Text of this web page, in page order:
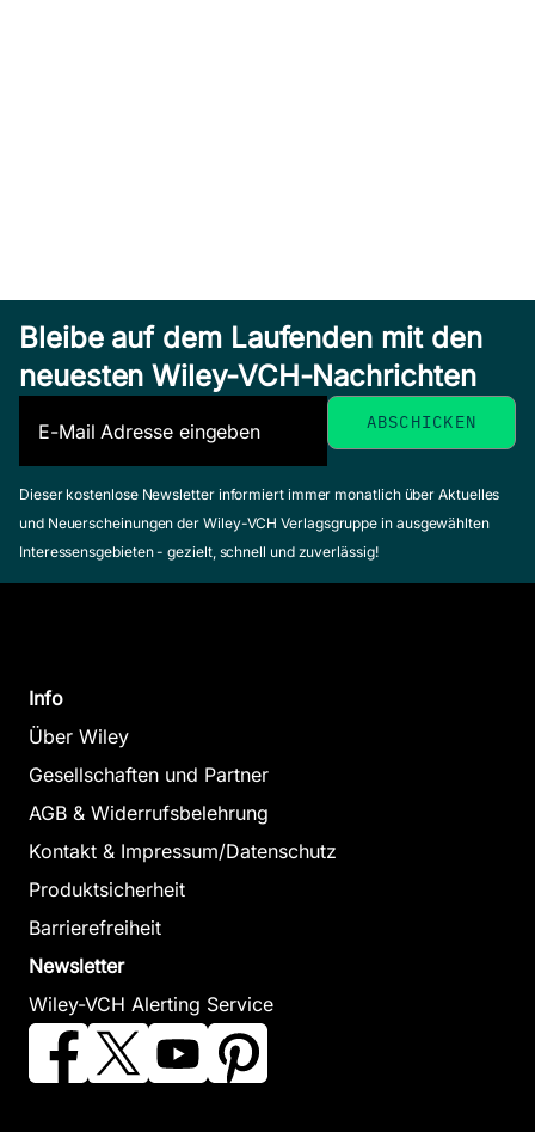
Bleibe auf dem Laufenden mit den
neuesten Wiley-VCH-Nachrichten
Dieser kostenlose Newsletter informiert immer monatlich über Aktuelles
und Neuerscheinungen der Wiley-VCH Verlagsgruppe in ausgewählten
Interessensgebieten - gezielt, schnell und zuverlässig!
Info
Über Wiley
Gesellschaften und Partner
AGB & Widerrufsbelehrung
Kontakt & Impressum/Datenschutz
Produktsicherheit
Barrierefreiheit
Newsletter
Wiley-VCH Alerting Service